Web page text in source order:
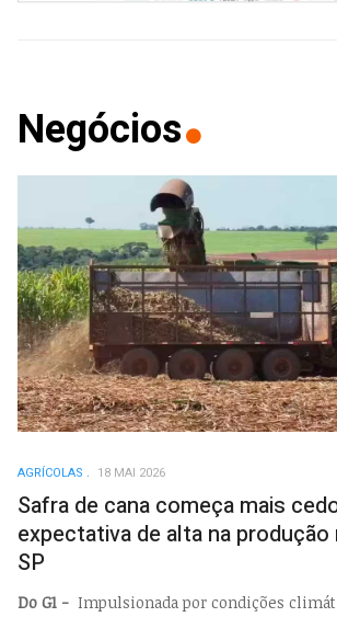
Negócios
AGRÍCOLAS 18 MAI 2026
Safra de cana começa mais
expectativa de alta na
SP
Do G1 - Impulsionada por condições